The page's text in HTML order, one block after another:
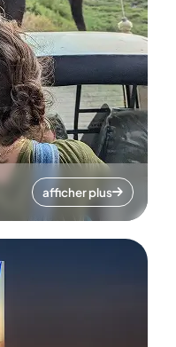
afficher plus